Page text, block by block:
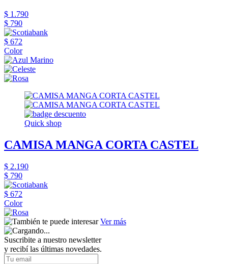
$ 1.790
$ 790
$ 672
Color
Quick shop
CAMISA MANGA CORTA CASTEL
$ 2.190
$ 790
$ 672
Color
Ver más
Suscribite a nuestro newsletter
y recibí las últimas novedades.